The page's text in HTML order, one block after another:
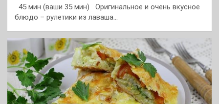
45 мин (ваши 35 мин) Оригинальное и очень вкусное
блюдо – рулетики из лаваша…